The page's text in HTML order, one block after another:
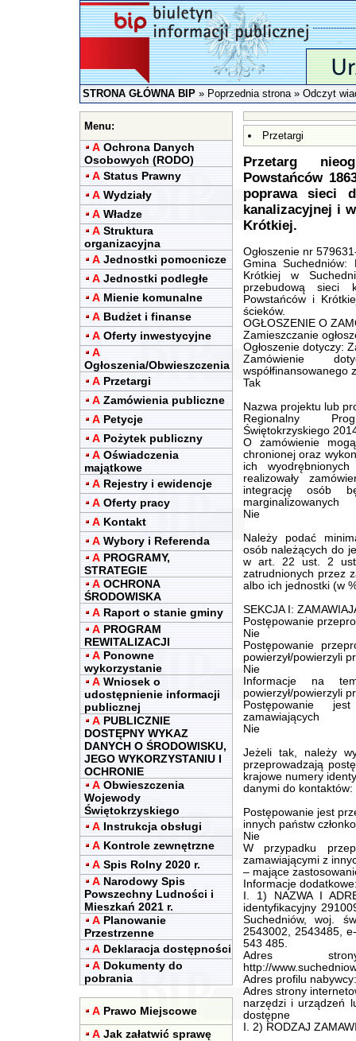
STRONA GŁÓWNA BIP»Poprzednia strona» Odczyt
Menu:
A Ochrona Danych
Osobowych (RODO)
A Status Prawny
A Wydziały
A Władze
A Struktura
organizacyjna
A Jednostki pomocnicze
A Jednostki podległe
A Mienie komunalne
A Budżet i finanse
A Oferty inwestycyjne
A
Ogłoszenia/Obwieszczenia
A Przetargi
A Zamówienia publiczne
A Petycje
A Pożytek publiczny
A Oświadczenia
majątkowe
A Rejestry i ewidencje
A Oferty pracy
A Kontakt
A Wybory i Referenda
A PROGRAMY,
STRATEGIE
A OCHRONA
ŚRODOWISKA
A Raport o stanie gminy
A PROGRAM
REWITALIZACJI
A Ponowne
wykorzystanie
A Wniosek o
udostępnienie informacji
publicznej
A PUBLICZNIE
DOSTĘPNY WYKAZ
DANYCH O ŚRODOWISKU,
JEGO WYKORZYSTANIU I
OCHRONIE
A Obwieszczenia
Wojewody
Świętokrzyskiego
A Instrukcja obsługi
A Kontrole zewnętrzne
A Spis Rolny 2020 r.
A Narodowy Spis
Powszechny Ludności i
Mieszkań 2021 r.
A Planowanie
Przestrzenne
A Deklaracja dostępności
A Dokumenty do
pobrania
A Prawo Miejscowe
A Jak załatwić sprawę
Przetargi
Przetarg
Powstańców
poprawa sieci
kanalizacyjnej i
Krótkiej.
Ogłoszenie nr
Gmina
Krótkiej w
przebudową sieci
Powstańców i
ścieków.
OGŁOSZENIE O
Zamieszczanie
Ogłoszenie dotyczy:
Zamówienie
współfinansowanego
Tak
Nazwa projektu lub
Regionalny
Świętokrzyskiego
O zamówienie
chronionej oraz
ich
realizowały
integrację osób
marginalizowanych
Nie
Należy podać
osób należących do
w art. 22 ust. 2
zatrudnionych przez
albo ich jednostki (w
SEKCJA I:
Postępowanie
Nie
Postępowanie
powierzył/powierzyli
Nie
Informacje na
powierzył/powierzyli
Postępowanie
zamawiających
Nie
Jeżeli tak, należy
przeprowadzają
krajowe numery
danymi do kontaktów:
Postępowanie jest
innych państw
Nie
W przypadku
zamawiającymi z
– mające
Informacje
I. 1) NAZWA I
identyfikacyjny
Suchedniów, woj.
2543002, 2543485,
543 485.
Adres
http://
Adres profilu nabywcy:
Adres strony
narzędzi i urządzeń
dostępne
I. 2) RODZAJ